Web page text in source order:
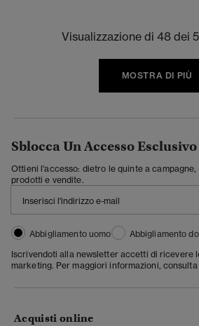
Visualizzazione di 48 dei
MOSTRA DI PIÙ
Sblocca Un Accesso Esclusivo
Ottieni l'accesso: dietro le quinte a
prodotti e vendite.
Abbigliamento uomo
Abbigliamento
Iscrivendoti alla newsletter accetti di ricevere
marketing. Per maggiori informazioni, consulta
Acquisti online